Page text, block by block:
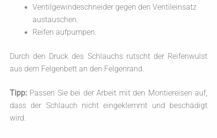
Ventilgewindeschneider gegen den Ventileinsatz
austauschen.
Reifen aufpumpen.
Durch den Druck des Schlauchs rutscht der Reifenwulst
aus dem Felgenbett an den Felgenrand.
Tipp: Passen Sie bei der Arbeit mit den Montiereisen auf,
dass der Schlauch nicht eingeklemmt und beschädigt
wird.